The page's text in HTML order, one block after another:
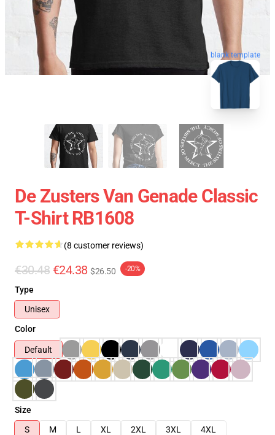
blank template
De Zusters Van Genade Classic
T-Shirt RB1608
(8 customer reviews)
€30.48 €24.38 $26.50 -20%
Type
Unisex
Color
Default
Size
S
M L XL 2XL 3XL
4XL